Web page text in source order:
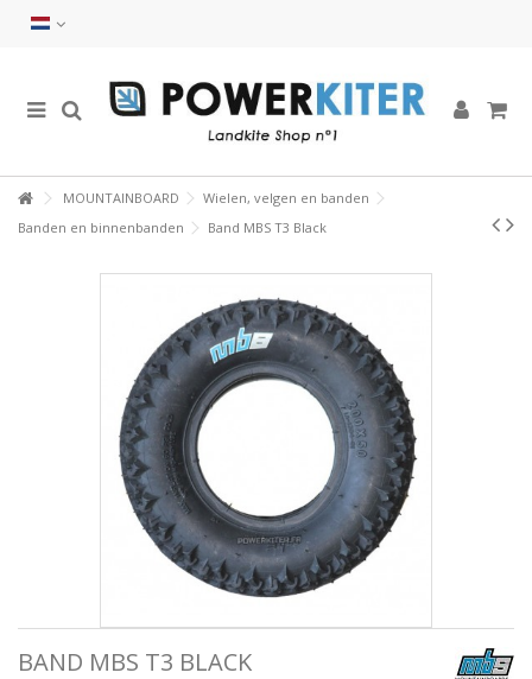
MOUNTAINBOARD
Wielen, velgen en banden
Banden en binnenbanden
Band MBS T3 Black
BAND MBS T3 BLACK